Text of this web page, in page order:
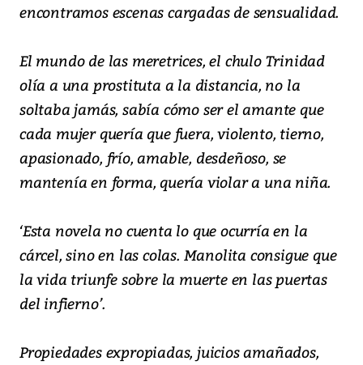
encontramos escenas cargadas de sensualidad.
El mundo de las meretrices, el chulo Trinidad
olía a una prostituta a la distancia, no la
soltaba jamás, sabía cómo ser el amante que
cada mujer quería que fuera, violento, tierno,
apasionado, frío, amable, desdeñoso, se
mantenía en forma, quería violar a una niña.
‘Esta novela no cuenta lo que ocurría en la
cárcel, sino en las colas. Manolita consigue que
la vida triunfe sobre la muerte en las puertas
del infierno’.
Propiedades expropiadas, juicios amañados,